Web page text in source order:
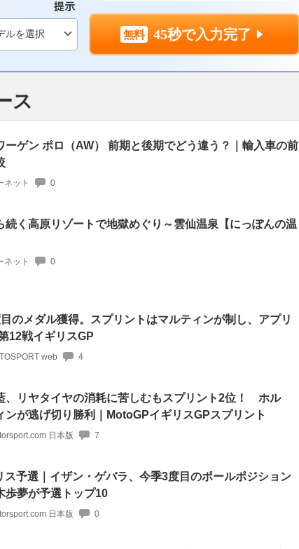
45秒で入力完了
ス
ーゲン ポロ（AW） 前期と後期でどう違う？｜輸入車の前
ネット 0
続く高原リゾートで地獄めぐり～雲仙温泉【にっぽんの温
ネット 0
のメダル獲得。スプリントはマルティンが制し、アプリ
12戦イギリスGP
web 4
、リヤタイヤの消耗に苦しむもスプリント2位！ ホル
ンが逃げ切り勝利｜MotoGPイギリスGPスプリント
日本版 7
ス予選｜イザン・ゲバラ、今季3度目のポールポジション
歩夢が予選トップ10
日本版 0